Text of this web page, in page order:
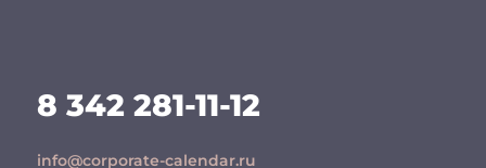
8 342 281-11-12
info@corporate-calendar.ru